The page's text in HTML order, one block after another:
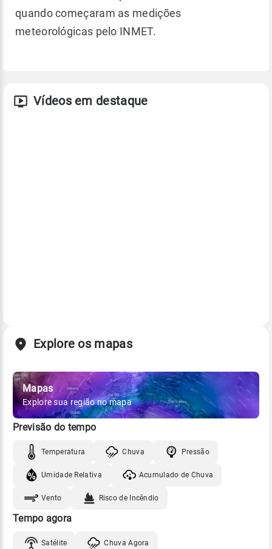
quando começaram as medições
meteorológicas pelo INMET.
Vídeos em destaque
Explore os mapas
Mapas
Explore sua região no mapa
Previsão do tempo
Temperatura Chuva Pressão
Umidade Relativa Acumulado de Chuva
Vento Risco de Incêndio
Tempo agora
Satélite Chuva Agora